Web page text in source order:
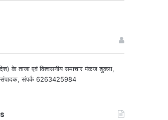
के ताजा एवं विश्वसनीय समाचार पंकज शुक्ला,
संपादक, संपर्क 6263425984